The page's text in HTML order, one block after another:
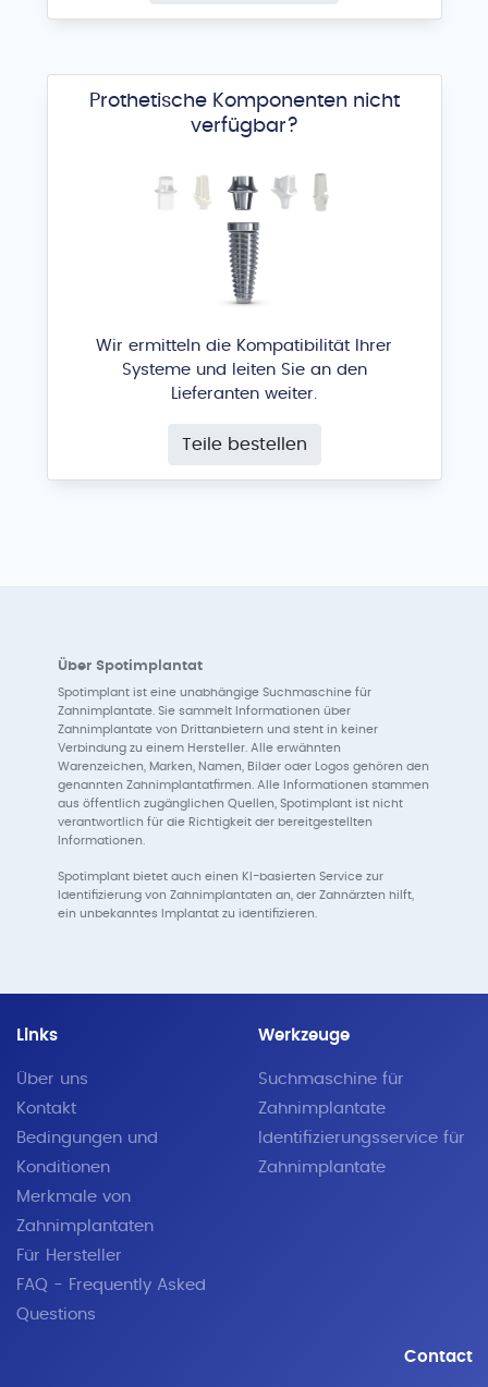
Prothetische Komponenten nicht
verfügbar?
Wir ermitteln die Kompatibilität Ihrer
Systeme und leiten Sie an den
Lieferanten weiter.
Teile bestellen
Über Spotimplantat
Spotimplant ist eine unabhängige Suchmaschine für
Zahnimplantate. Sie sammelt Informationen über
Zahnimplantate von Drittanbietern und steht in keiner
Verbindung zu einem Hersteller. Alle erwähnten
Warenzeichen, Marken, Namen, Bilder oder Logos gehören den
genannten Zahnimplantatfirmen. Alle Informationen stammen
aus öffentlich zugänglichen Quellen, Spotimplant ist nicht
verantwortlich für die Richtigkeit der bereitgestellten
Informationen.
Spotimplant bietet auch einen KI-basierten Service zur
Identifizierung von Zahnimplantaten an, der Zahnärzten hilft,
ein unbekanntes Implantat zu identifizieren.
Links
Über uns
Kontakt
Bedingungen und
Konditionen
Merkmale von
Zahnimplantaten
Für Hersteller
FAQ - Frequently Asked
Questions
Werkzeuge
Suchmaschine für
Zahnimplantate
Identifizierungsservice für
Zahnimplantate
Contact